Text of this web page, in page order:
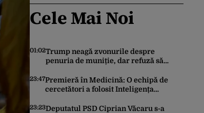
Cele Mai Noi
01:02Trump neagă zvonurile despre
penuria de muniție, dar refuză să
nevoie de rachete”
23:47Premieră în Medicină: O echipă de
cercetători a folosit Inteligența
virusuri sintetice la tratarea de E.coli
23:23Deputatul PSD Ciprian Văcaru s-a